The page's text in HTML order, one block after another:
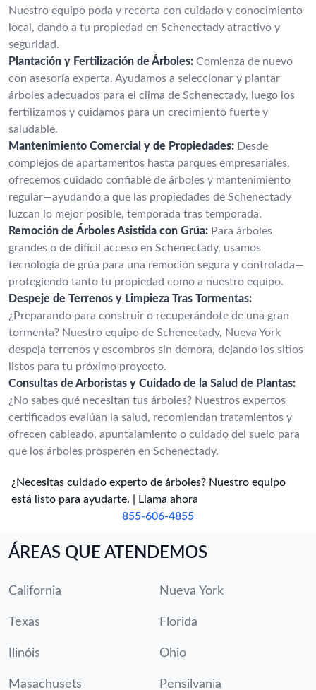
Nuestro equipo poda y recorta con cuidado y conocimiento
local, dando a tu propiedad en Schenectady atractivo y
seguridad.
Plantación y Fertilización de Árboles: Comienza de nuevo
con asesoría experta. Ayudamos a seleccionar y plantar
árboles adecuados para el clima de Schenectady, luego los
fertilizamos y cuidamos para un crecimiento fuerte y
saludable.
Mantenimiento Comercial y de Propiedades: Desde
complejos de apartamentos hasta parques empresariales,
ofrecemos cuidado confiable de árboles y mantenimiento
regular—ayudando a que las propiedades de Schenectady
luzcan lo mejor posible, temporada tras temporada.
Remoción de Árboles Asistida con Grúa: Para árboles
grandes o de difícil acceso en Schenectady, usamos
tecnología de grúa para una remoción segura y controlada—
protegiendo tanto tu propiedad como a nuestro equipo.
Despeje de Terrenos y Limpieza Tras Tormentas:
¿Preparando para construir o recuperándote de una gran
tormenta? Nuestro equipo de Schenectady, Nueva York
despeja terrenos y escombros sin demora, dejando los sitios
listos para tu próximo proyecto.
Consultas de Arboristas y Cuidado de la Salud de Plantas:
¿No sabes qué necesitan tus árboles? Nuestros expertos
certificados evalúan la salud, recomiendan tratamientos y
ofrecen cableado, apuntalamiento o cuidado del suelo para
que los árboles prosperen en Schenectady.
¿Necesitas cuidado experto de árboles? Nuestro equipo
está listo para ayudarte. | Llama ahora
855-606-4855
ÁREAS QUE ATENDEMOS
California Nueva York
Texas Florida
Ilinóis Ohio
Masachusets Pensilvania